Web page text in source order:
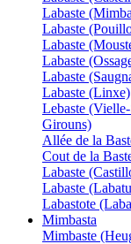
Labaste
Labaste
Labaste
Labaste
Labaste
Labaste (Linxe)
Lebaste
Girouns)
Allée de la
Cout de la
Labaste
Labaste
Labastote
Mimbasta
Mimbaste